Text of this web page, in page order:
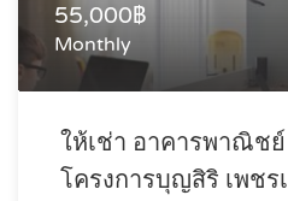
55,000฿
Monthly
ให้เช่า อาคารพาณิช
โครงการบุญสิริ เพชร